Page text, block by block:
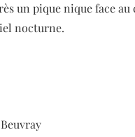
un pique nique face au
nocturne.